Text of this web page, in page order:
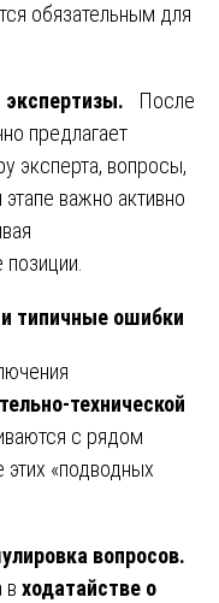
обязательным для
экспертизы.
После
предлагает
эксперта, вопросы,
важно активно
типичные ошибки
технической
с рядом
«подводных
вопросов.
в ходатайстве о